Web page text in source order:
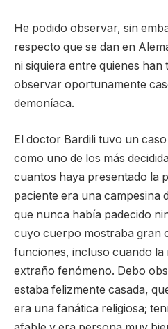
He podido observar, sin
respecto que se dan en
ni siquiera entre quienes han
observar oportunamente
demoníaca.
El doctor Bardili tuvo un
como uno de los más
cuantos haya presentado la
paciente era una campesina
que nunca había padecido
cuyo cuerpo mostraba gran
funciones, incluso cuando la
extraño fenómeno. Debo
estaba felizmente casada,
era una fanática religiosa;